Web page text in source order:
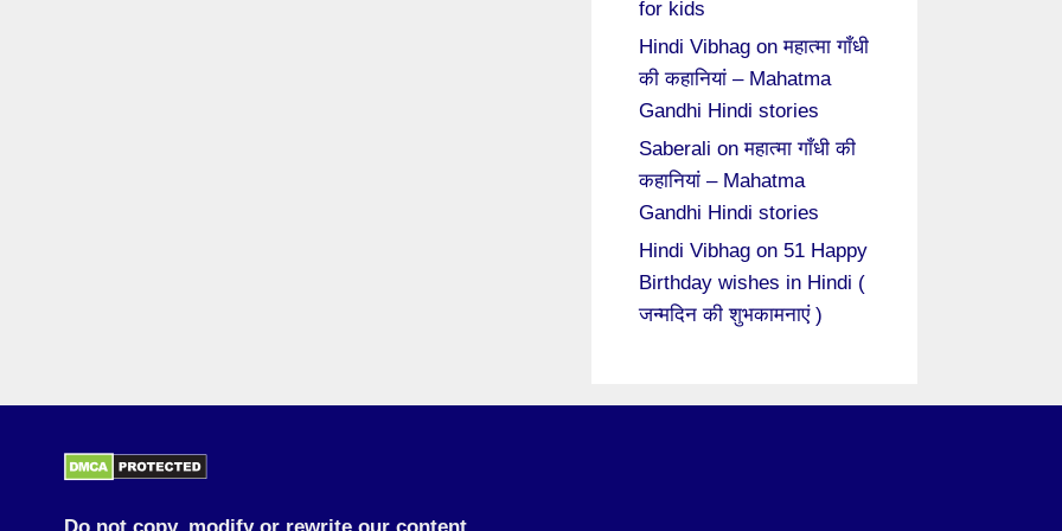
for kids
Hindi Vibhag onमहात्मा गाँधी
की कहानियां – Mahatma
Gandhi Hindi stories
Saberali onमहात्मा गाँधी की
कहानियां – Mahatma
Gandhi Hindi stories
Hindi Vibhag on 51 Happy
Birthday wishes in Hindi (
जन्मदिन की शुभकामनाएं )